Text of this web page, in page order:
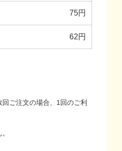
75円
62円
ご注文の場合、1回のご利